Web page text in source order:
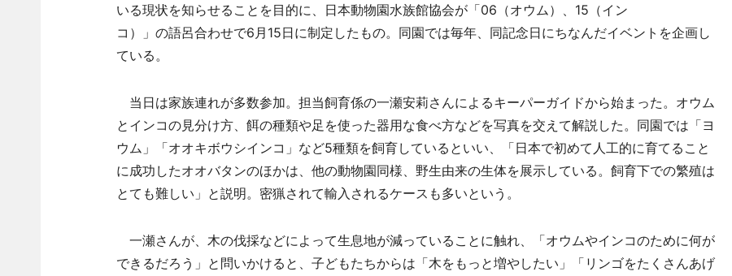
いる現状を知らせることを目的に、日本動物園水族館協会が「06（オウム）、15（イン
コ）」の語呂合わせで6月15日に制定したもの。同園では毎年、同記念日にちなんだイベントを企画し
ている。
当日は家族連れが多数参加。担当飼育係の一瀬安莉さんによるキーパーガイドから始まった。オウム
とインコの見分け方、餌の種類や足を使った器用な食べ方などを写真を交えて解説した。同園では「ヨ
ウム」「オオキボウシインコ」など5種類を飼育しているといい、「日本で初めて人工的に育てること
に成功したオオバタンのほかは、他の動物園同様、野生由来の生体を展示している。飼育下での繁殖は
とても難しい」と説明。密猟されて輸入されるケースも多いという。
一瀬さんが、木の伐採などによって生息地が減っていることに触れ、「オウムやインコのために何が
できるだろう」と問いかけると、子どもたちからは「木をもっと増やしたい」「リンゴをたくさんあげ